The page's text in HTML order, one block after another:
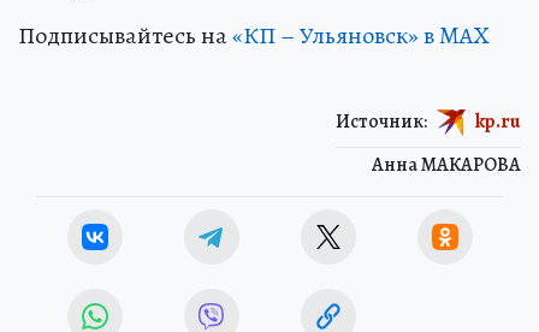
Подписывайтесь на«КП – Ульяновск» в MAX
Анна МАКАРОВА
Источник: kp.ru